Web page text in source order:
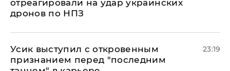
отреагировали на удар украинских
дронов по НПЗ
Усик выступил с откровенным
признанием перед "последним
23:19